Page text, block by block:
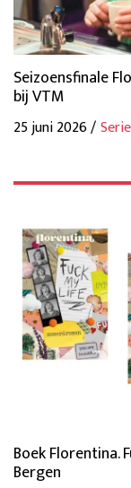
Seizoensfinale
bij VTM
25 juni 2026 /Serie
Boek Florentina.
Bergen